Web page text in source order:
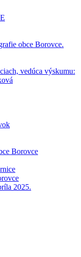
obce Borovce.
vedúca výskumu:
Borovce
2025.